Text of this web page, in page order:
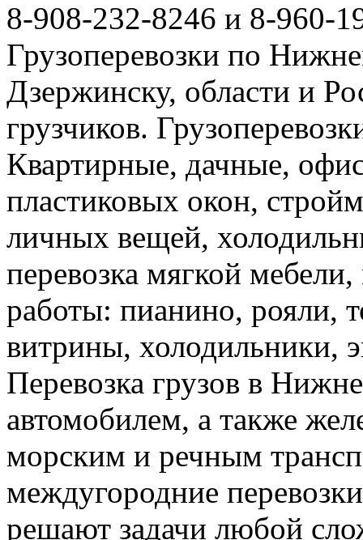
8-908-232-8246 и 8-960-
Грузоперевозки по
Дзержинску, области и
грузчиков.
Квартирные, дачные,
пластиковых окон,
личных вещей,
перевозка мягкой
работы: пианино, рояли,
витрины, холодильники,
Перевозка грузов в
автомобилем, а также
морским и речным
междугородние
решают задачи любой